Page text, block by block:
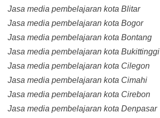
Jasa media pembelajaran kota Blitar
Jasa media pembelajaran kota Bogor
Jasa media pembelajaran kota Bontang
Jasa media pembelajaran kota Bukittinggi
Jasa media pembelajaran kota Cilegon
Jasa media pembelajaran kota Cimahi
Jasa media pembelajaran kota Cirebon
Jasa media pembelajaran kota Denpasar